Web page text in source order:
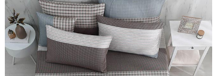
時審查核予不同之上限額度；若仍有額度不足之情形，本公司將視審查結果
請求用戶進行身份認證。
５．嚴禁一人註冊多個帳號或使用他人資訊註冊。若發現惡意使用之情形，
恩沛科技股份有限公司將有權停止該用戶之使用額度並採取法律行動。